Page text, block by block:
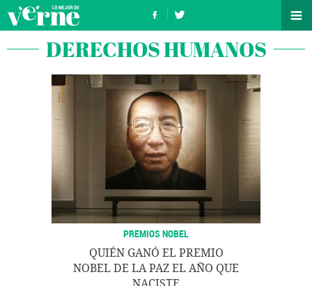
DERECHOS HUMANOS
PREMIOS NOBEL
QUIÉN GANÓ EL PREMIO
NOBEL DE LA PAZ EL AÑO QUE